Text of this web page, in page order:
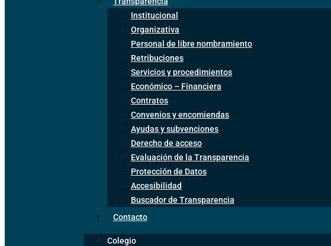
Institucional
Organizativa
Personal de libre nombramiento
Retribuciones
Servicios y procedimientos
Económico – Financiera
Contratos
Convenios y encomiendas
Ayudas y subvenciones
Derecho de acceso
Evaluación de la Transparencia
Protección de Datos
Accesibilidad
Buscador de Transparencia
Contacto
Colegio